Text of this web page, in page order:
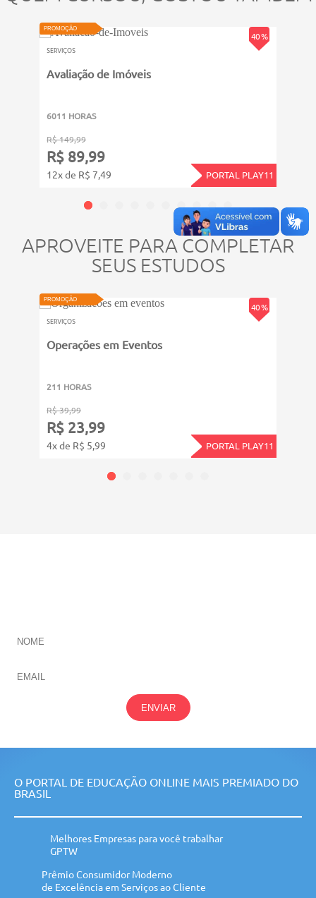
40 %
PROMOÇÃO
SERVIÇOS
Avaliação de Imóveis
6011 HORAS
R$ 149,99
R$ 89,99
12x de R$ 7,49 PORTAL PLAY11
APROVEITE PARA COMPLETAR
SEUS ESTUDOS
40 %
PROMOÇÃO
SERVIÇOS
Operações em Eventos
211 HORAS
R$ 39,99
R$ 23,99
4x de R$ 5,99 PORTAL PLAY11
ENVIAR
O PORTAL DE EDUCAÇÃO ONLINE MAIS PREMIADO DO
BRASIL
Melhores Empresas para você trabalhar
GPTW
Prêmio Consumidor Moderno
de Excelência em Serviços ao Cliente